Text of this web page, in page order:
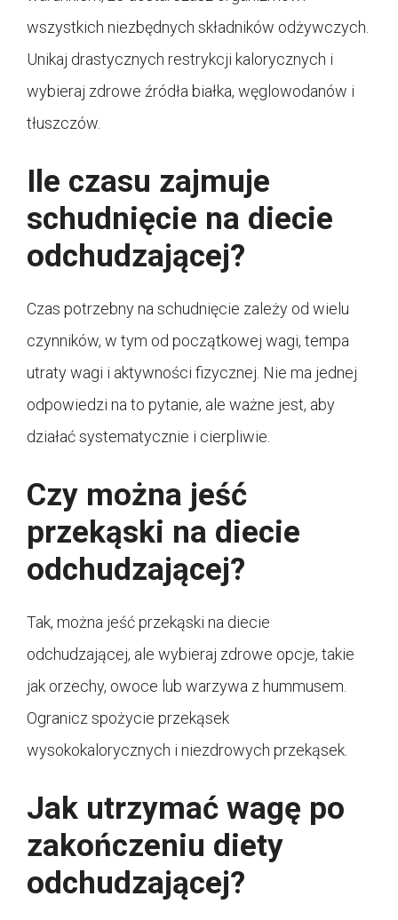
wszystkich niezbędnych składników odżywczych.
Unikaj drastycznych restrykcji kalorycznych i
wybieraj zdrowe źródła białka, węglowodanów i
tłuszczów.
Ile czasu zajmuje
schudnięcie na diecie
odchudzającej?
Czas potrzebny na schudnięcie zależy od wielu
czynników, w tym od początkowej wagi, tempa
utraty wagi i aktywności fizycznej. Nie ma jednej
odpowiedzi na to pytanie, ale ważne jest, aby
działać systematycznie i cierpliwie.
Czy można jeść
przekąski na diecie
odchudzającej?
Tak, można jeść przekąski na diecie
odchudzającej, ale wybieraj zdrowe opcje, takie
jak orzechy, owoce lub warzywa z hummusem.
Ogranicz spożycie przekąsek
wysokokalorycznych i niezdrowych przekąsek.
Jak utrzymać wagę po
zakończeniu diety
odchudzającej?